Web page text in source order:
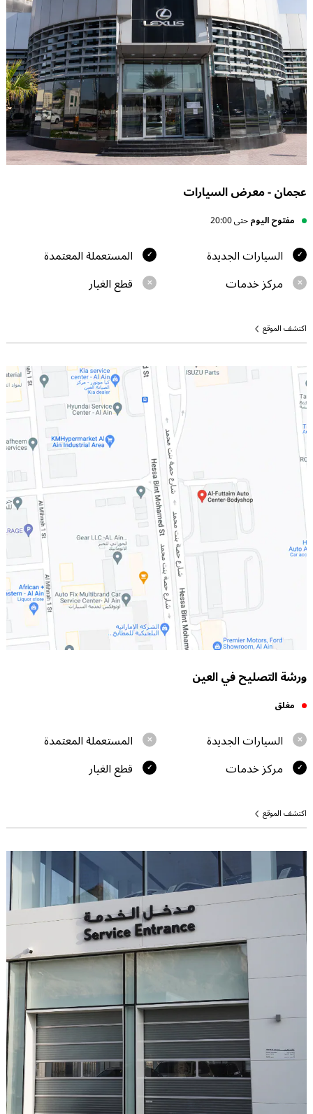
عجمان - معرض السيارات
مفتوح اليومحتى 20:00
السيارات الجديدة
المستعملة المعتمدة
مركز خدمات
قطع الغيار
اكتشف الموقع
ورشة التصليح في العين
مغلق
السيارات الجديدة
المستعملة المعتمدة
مركز خدمات
قطع الغيار
اكتشف الموقع